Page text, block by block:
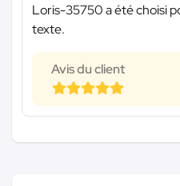
Loris-35750 a été choisi
texte.
Avis du client